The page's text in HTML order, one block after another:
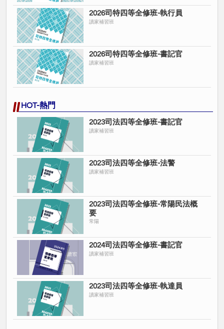
2026司特四等全修班-執行員
讀家補習班
2026司特四等全修班-書記官
讀家補習班
HOT-熱門
2023司法四等全修班-書記官
讀家補習班
2023司法四等全修班-法警
讀家補習班
2023司法四等全修班-常陽民法概
要
常陽
2024司法四等全修班-書記官
讀家補習班
2023司法四等全修班-執達員
讀家補習班